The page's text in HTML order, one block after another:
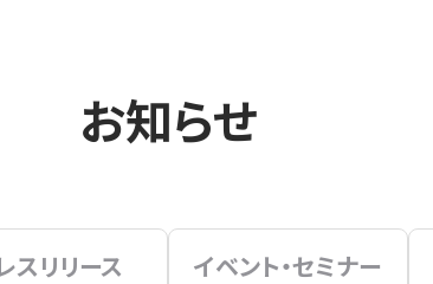
お知らせ
スリリース イベント・セミナー